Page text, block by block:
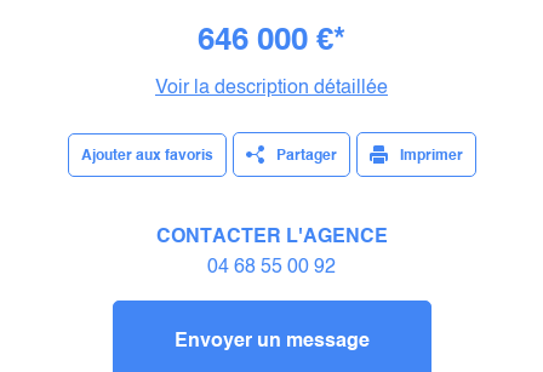
646 000 €*
Voir la description détaillée
Ajouter aux favoris Partager Imprimer
CONTACTER L'AGENCE
04 68 55 00 92
Envoyer un message